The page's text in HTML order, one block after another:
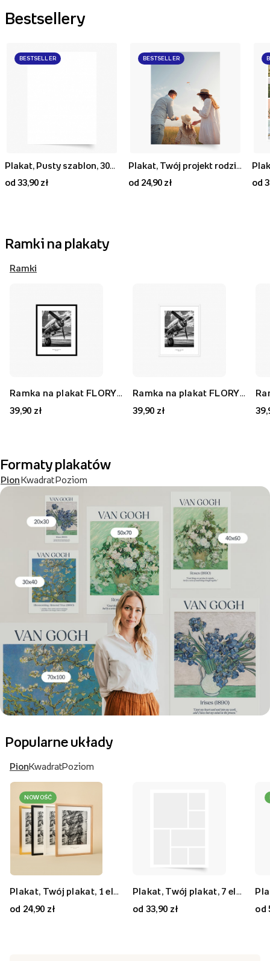
Bestsellery
BESTSELLER
od 33,90 zł
BESTSELLER
od 24,90 zł
od
Ramki na plakaty
Ramki
39,90 zł
39,90 zł
Formaty plakatów
PionKwadratPoziom
Popularne układy
PionKwadratPoziom
NOWOŚĆ
od 24,90 zł
od 33,90 zł
od
od 59,90 zł
od 89,90 zł
od 59,90 zł
od 33,90 zł